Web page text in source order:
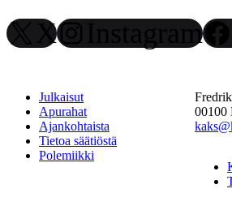
X Instagram
Julkaisut
Apurahat
Ajankohtaista
Tietoa säätiöstä
Polemiikki
00100